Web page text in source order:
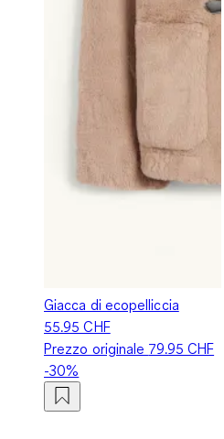
Giacca di ecopelliccia
55.95 CHF
Prezzo originale 79.95 CHF
-30%